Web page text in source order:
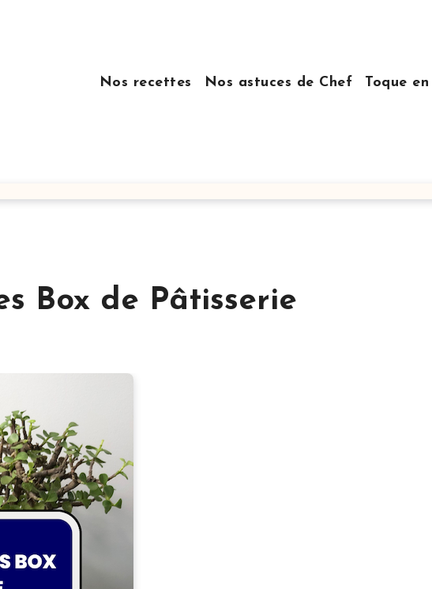
Nos recettes Nos astuces de Chef Toque
Box de Pâtisserie